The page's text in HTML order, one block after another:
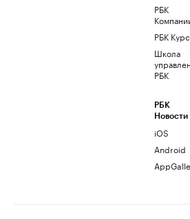
РБК
РБК
Школа
РБК
РБК
Новости
iOS
Android